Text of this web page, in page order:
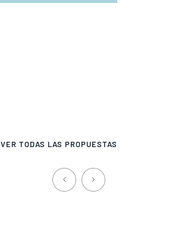
VER TODAS LAS PROPUESTAS